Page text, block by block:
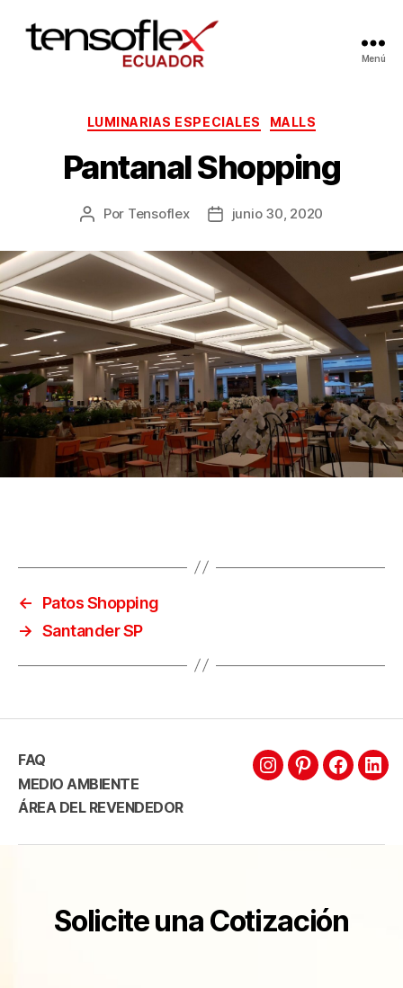
Menú
Categorías
LUMINARIAS ESPECIALES MALLS
Pantanal Shopping
Autor
la
entrada
Por Tensoflex
Fecha
la
entrada
junio 30, 2020
←
Patos Shopping
→ Santander SP
FAQ
MEDIO AMBIENTE
ÁREA DEL REVENDEDOR
IntagramPinterest
Solicite una Cotización